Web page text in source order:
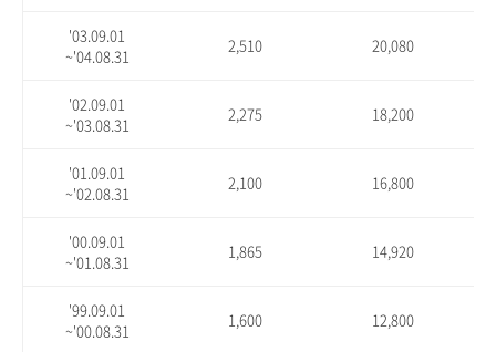
'03.09.01
~'04.08.31
2,510 20,080
'02.09.01
~'03.08.31
2,275 18,200
'01.09.01
~'02.08.31
2,100 16,800
'00.09.01
~'01.08.31
1,865 14,920
'99.09.01
~'00.08.31
1,600 12,800